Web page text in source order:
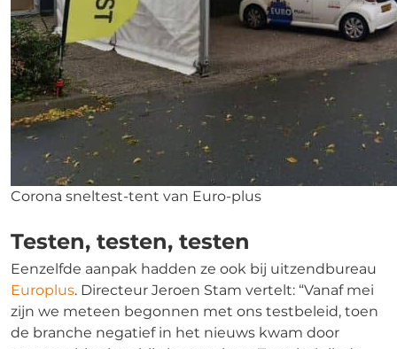
Corona sneltest-tent van Euro-plus
Testen, testen, testen
Eenzelfde aanpak hadden ze ook bij uitzendbureau
Europlus. Directeur Jeroen Stam vertelt: “Vanaf mei
zijn we meteen begonnen met ons testbeleid, toen
de branche negatief in het nieuws kwam door